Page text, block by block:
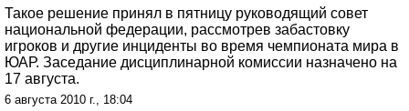
Такое решение принял в пятницу руководящий совет
национальной федерации, рассмотрев забастовку
игроков и другие инциденты во время чемпионата мира в
ЮАР. Заседание дисциплинарной комиссии назначено на
17 августа.
6 августа 2010 г., 18:04